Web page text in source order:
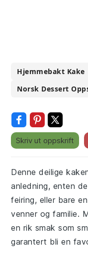
Hjemmebakt Kake
Norsk Dessert
Skriv ut oppskrift
Denne deilige
anledning, enten
feiring, eller bare
venner og familie.
en rik smak som
garantert bli en